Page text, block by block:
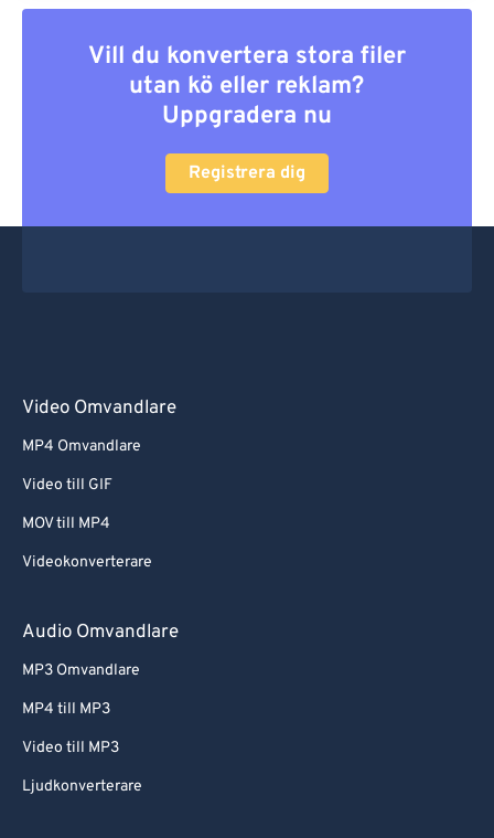
Vill du konvertera stora filer
utan kö eller reklam?
Uppgradera nu
Registrera dig
Video Omvandlare
MP4 Omvandlare
Video till GIF
MOV till MP4
Videokonverterare
Audio Omvandlare
MP3 Omvandlare
MP4 till MP3
Video till MP3
Ljudkonverterare